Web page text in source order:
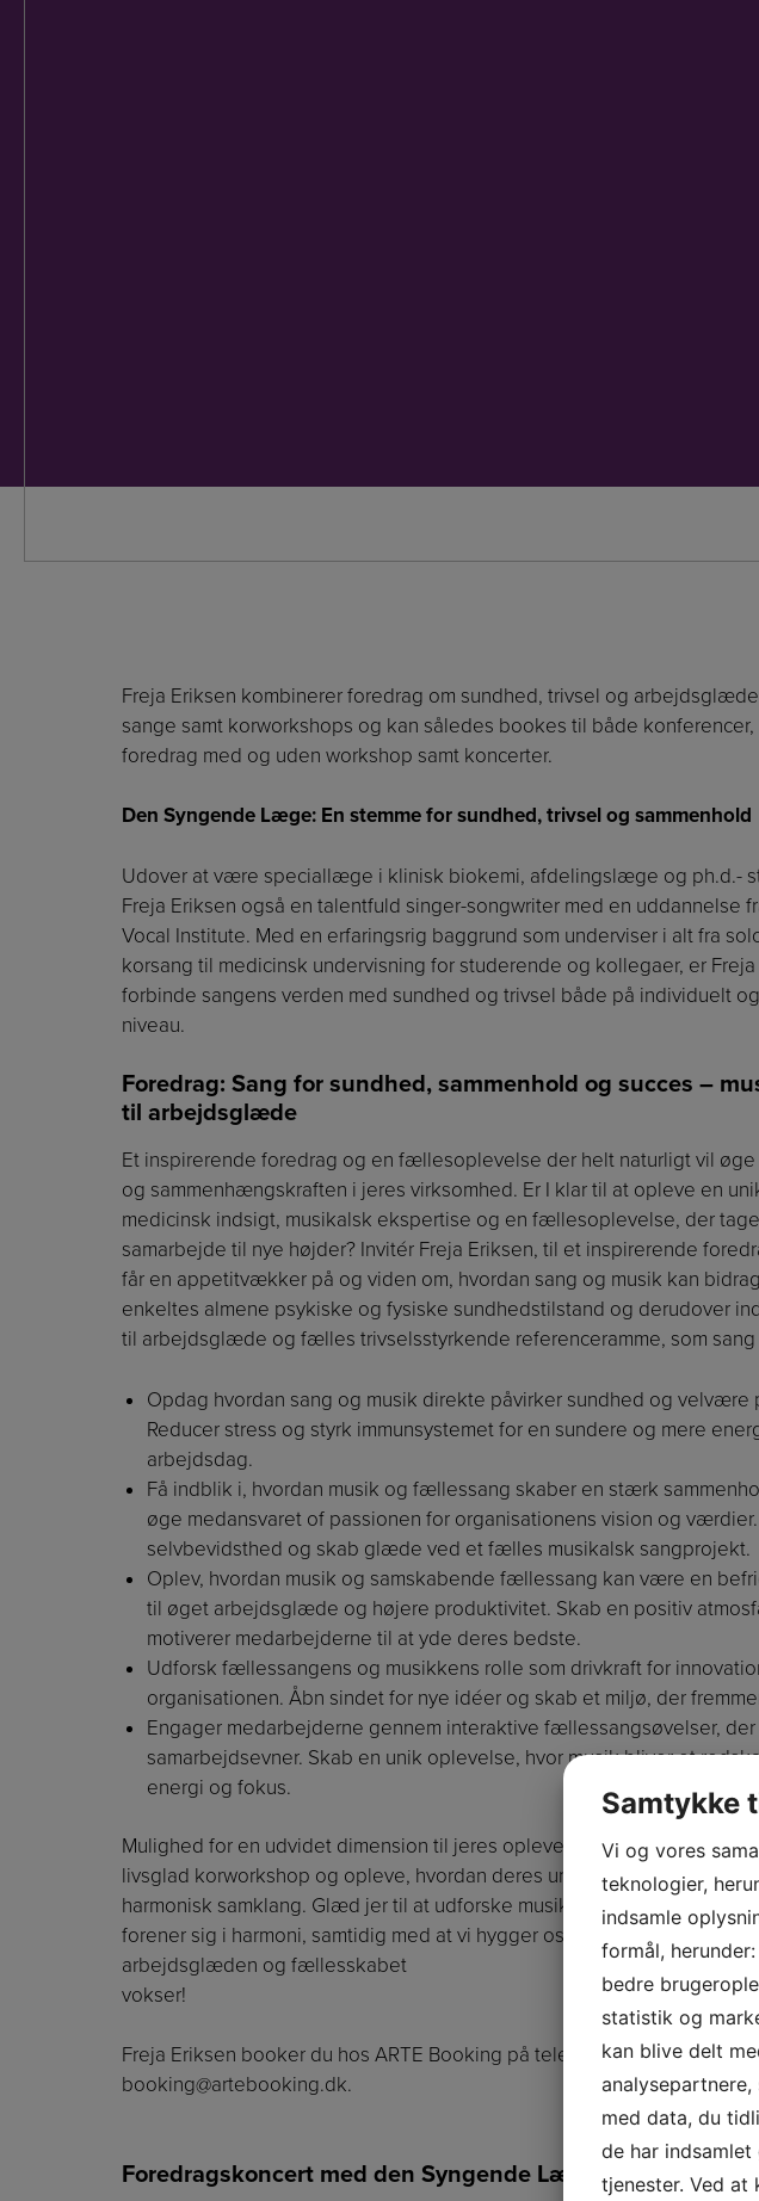
Freja Eriksen kombinerer foredrag om sundhed, trivsel og
sange samt korworkshops og kan således bookes til både konferencer,
foredrag med og uden workshop samt koncerter.
Den Syngende Læge: En stemme for sundhed, trivsel og sammenhold
Udover at være speciallæge i klinisk biokemi, afdelingslæge og ph.d.-
Freja Eriksen også en talentfuld singer-songwriter med en uddannelse
Vocal Institute. Med en erfaringsrig baggrund som underviser i alt fra
korsang til medicinsk undervisning for studerende og kollegaer, er
forbinde sangens verden med sundhed og trivsel både på individuelt
niveau.
Foredrag: Sang for sundhed, sammenhold og succes –
til arbejdsglæde
Et inspirerende foredrag og en fællesoplevelse der helt naturligt vil
og sammenhængskraften i jeres virksomhed. Er I klar til at opleve en
medicinsk indsigt, musikalsk ekspertise og en fællesoplevelse, der
samarbejde til nye højder? Invitér Freja Eriksen, til et inspirerende
får en appetitvækker på og viden om, hvordan sang og musik kan
enkeltes almene psykiske og fysiske sundhedstilstand og derudover
til arbejdsglæde og fælles trivselsstyrkende referenceramme, som sang
Opdag hvordan sang og musik direkte påvirker sundhed og velvære
Reducer stress og styrk immunsystemet for en sundere og mere
arbejdsdag.
Få indblik i, hvordan musik og fællessang skaber en stærk
øge medansvaret of passionen for organisationens vision og
selvbevidsthed og skab glæde ved et fælles musikalsk sangprojekt.
Oplev, hvordan musik og samskabende fællessang kan være en
til øget arbejdsglæde og højere produktivitet. Skab en positiv
motiverer medarbejderne til at yde deres bedste.
Udforsk fællessangens og musikkens rolle som drivkraft for
organisationen. Åbn sindet for nye idéer og skab et miljø, der
Engager medarbejderne gennem interaktive fællessangsøvelser,
samarbejdsevner. Skab en unik oplevelse, hvor musik bliver et
energi og fokus.
Mulighed for en udvidet dimension til jeres oplevelse. Deltagerne kan
livsglad korworkshop og opleve, hvordan deres unikke stemmer
harmonisk samklang. Glæd jer til at udforske musikkens univers, hvor
forener sig i harmoni, samtidig med at vi hygger os og styrker vores
arbejdsglæden og fællesskabet
vokser!
Freja Eriksen booker du hos ARTE Booking på telefon 3848 1400 eller
booking@artebooking.dk.
Foredragskoncert med den Syngende Læge
Samtykke
Vi og vores
teknologier,
indsamle
formål,
bedre
statistik og
kan blive delt
med data, du
de har
tjenester. Ved at